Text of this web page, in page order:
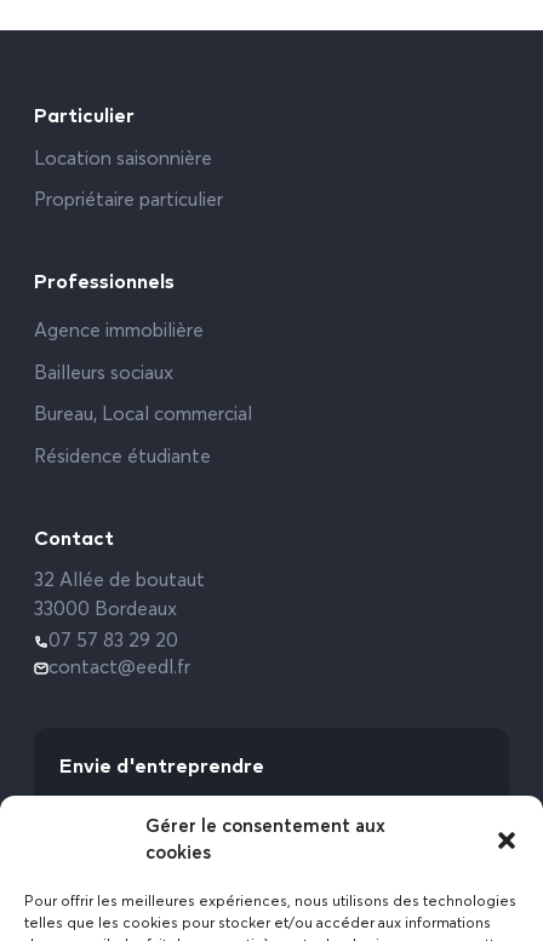
Gérer le consentement aux
cookies
Pour offrir les meilleures expériences, nous utilisons des technologies
telles que les cookies pour stocker et/ou accéder aux informations
Particulier
Location saisonnière
Propriétaire particulier
Professionnels
Agence immobilière
Bailleurs sociaux
Bureau, Local commercial
Résidence étudiante
Contact
32 Allée de boutaut
33000 Bordeaux
07 57 83 29 20
contact@eedl.fr
Envie d'entreprendre
avec l’Expert Etat des Lieux !
Rejoignez-nous